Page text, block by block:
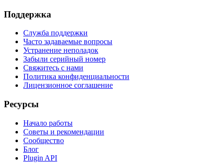
Поддержка
Служба поддержки
Часто задаваемые вопросы
Устранение неполадок
Забыли серийный номер
Свяжитесь с нами
Политика конфиденциальности
Лицензионное соглашение
Ресурсы
Начало работы
Советы и рекомендации
Сообщество
Блог
Plugin API